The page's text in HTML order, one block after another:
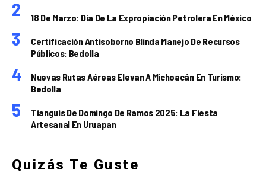
18 De Marzo: Día De La Expropiación Petrolera En México
Certificación Antisoborno Blinda Manejo De Recursos
Públicos: Bedolla
Nuevas Rutas Aéreas Elevan A Michoacán En Turismo:
Bedolla
Tianguis De Domingo De Ramos 2025: La Fiesta
Artesanal En Uruapan
Quizás Te Guste